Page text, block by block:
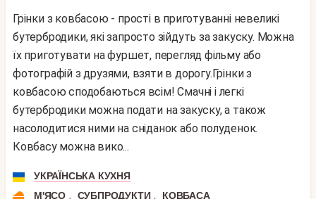
Грінки з ковбасою - прості в приготуванні невеликі
бутербродики, які запросто зійдуть за закуску. Можна
їх приготувати на фуршет, перегляд фільму або
фотографій з друзями, взяти в дорогу.Грінки з
ковбасою сподобаються всім! Смачні і легкі
бутербродики можна подати на закуску, а також
насолодитися ними на сніданок або полуденок.
Ковбасу можна вико...
УКРАЇНСЬКА КУХНЯ
М'ЯСО , СУБПРОДУКТИ ,
КОВБАСА